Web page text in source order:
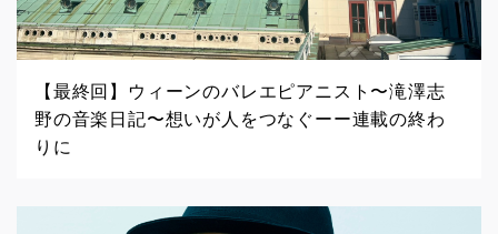
【最終回】ウィーンのバレエピアニスト〜滝澤志
野の音楽日記〜想いが人をつなぐーー連載の終わ
りに